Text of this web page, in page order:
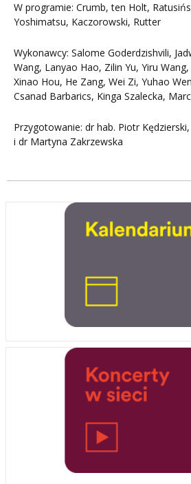
W programie: Crumb, ten Holt,
Yoshimatsu, Kaczorowski, Rutter
Wykonawcy: Salome Goderdzishvili,
Wang, Lanyao Hao, Zilin Yu, Yiru
Xinao Hou, He Zang, Wei Zi, Yuhao
Csanad Barbarics, Kinga Szalecka,
Przygotowanie: dr hab. Piotr
i dr Martyna Zakrzewska